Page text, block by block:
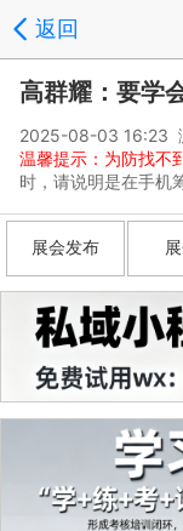
返回
高群耀：要学
2025-08-03 16:23
温馨提示：为防找不
时，请说明是在手机
展会发布